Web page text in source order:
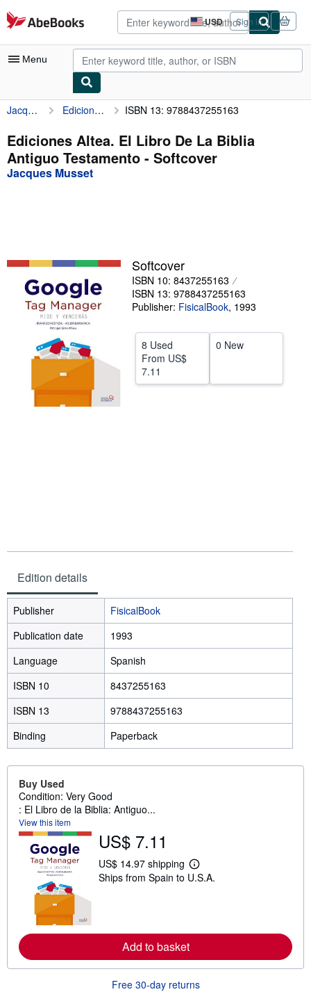
Skip to main content
AbeBooks.com USD
Site
shopping
preferences
Sign in
Menu
My Account
My Purchases
Advanced Search
Textbooks
Sellers
Start Selling
CLOSE
Jacques Musset Ediciones Altea. El Libro De La Biblia Antiguo Testamento ISBN 13: 9788437255163
Ediciones Altea. El Libro De La Biblia
Antiguo Testamento - Softcover
Jacques Musset
Softcover
ISBN 10: 8437255163
ISBN 13: 9788437255163
Publisher: FisicalBook, 1993
8 Used
From US$
7.11
0 New
Edition details
Publisher
FisicalBook
Publication date
1993
Language
Spanish
ISBN 10
8437255163
ISBN 13
9788437255163
Binding
Paperback
Buy Used
Condition: Very Good
: El Libro de la Biblia: Antiguo...
View this item
US$ 7.11
US$ 14.97 shipping
L
e
a
b
o
Ships from Spain to U.S.A.
Add to basket
Free 30-day returns